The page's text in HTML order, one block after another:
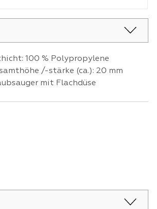
100 % Polypropylene
/-stärke (ca.): 20 mm
mit Flachdüse